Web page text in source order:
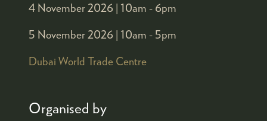
4 November 2026 | 10am - 6pm
5 November 2026 | 10am - 5pm
Dubai World Trade Centre
Organised by